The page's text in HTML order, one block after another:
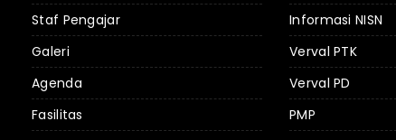
Staf Pengajar
Galeri
Agenda
Fasilitas
Informasi NISN
Verval PTK
Verval PD
PMP